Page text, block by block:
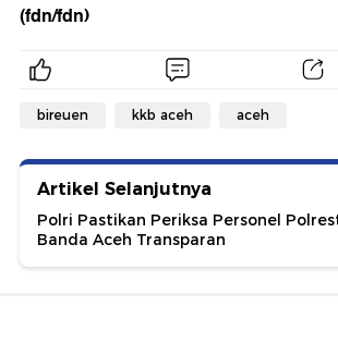
(fdn/fdn)
bireuen kkb aceh aceh
Artikel Selanjutnya
Polri Pastikan Periksa Personel
Banda Aceh Transparan